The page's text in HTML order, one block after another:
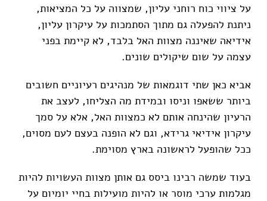
על ציווי כוח רוחני עליון, שמצווה על כל המציאות,
ניתנת להפעלה גם מתוך הסתמכות על עיקרון עליון,
אידיאה שאיננה מצוות האל בלבד, לא קיימת בפני
עצמה על שום שיקולים שונים.
אביא כאן שתי דוגמאות של מנהיגים רעיוניים חשובים
ביותר ששאפו וניסו ובמידת מה הצליחו, לעצב את
הרעיון שהינחה אותם לא כמצוות האל, אלא על סמך
עיקרון אידיאי גרידא, וגם לא הופנה בעצם לעם מסוים,
ככל שהופעל לראשונה בארץ מסוימת.
בעוד שמשה רבינו ביסס גם אותן מצוות העשויות להיות
מגלמות ערכי מוסר או להיות מועילות בחיי יומיום על